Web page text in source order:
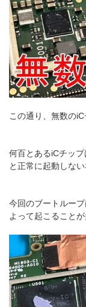
この通り、無数のiC
何百とあるiCチッ
と正常に起動しな
今回のブートルー
よって起こることが